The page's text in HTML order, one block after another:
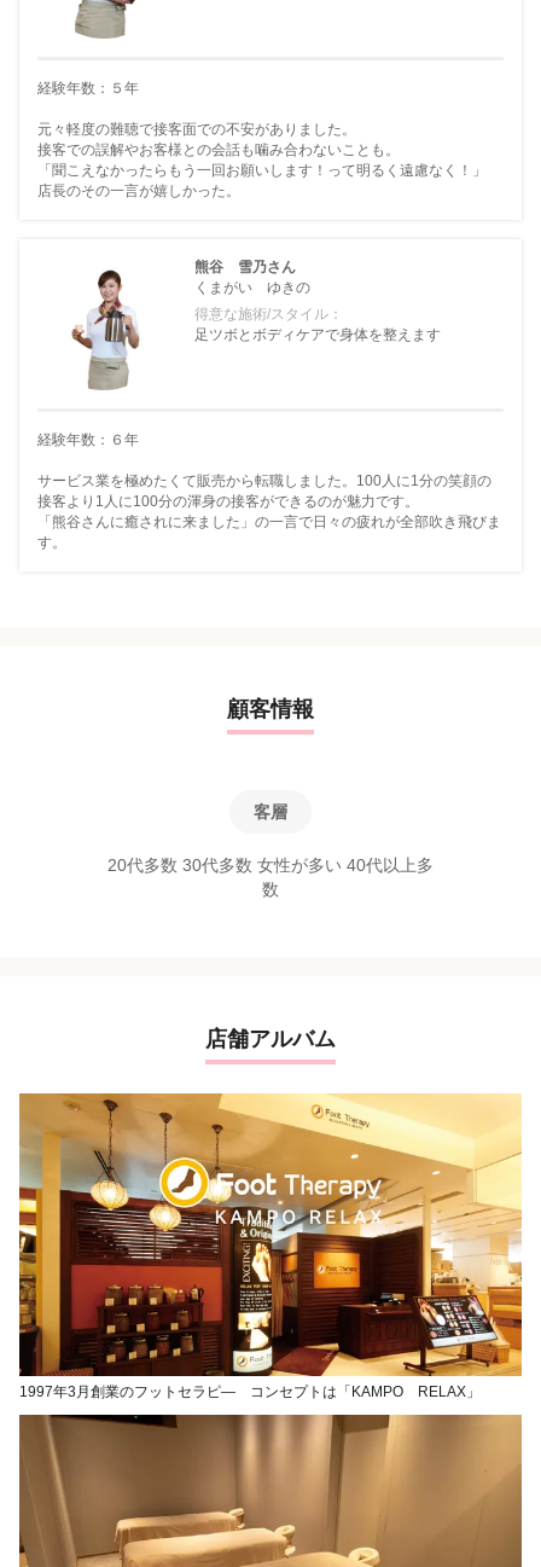
経験年数：５年
元々軽度の難聴で接客面での不安がありました。
接客での誤解やお客様との会話も噛み合わないことも。
「聞こえなかったらもう一回お願いします！って明るく遠慮なく！」
店長のその一言が嬉しかった。
熊谷 雪乃さん
くまがい ゆきの
得意な施術/スタイル：
足ツボとボディケアで身体を整えます
経験年数：６年
サービス業を極めたくて販売から転職しました。100人に1分の笑顔の
接客より1人に100分の渾身の接客ができるのが魅力です。
「熊谷さんに癒されに来ました」の一言で日々の疲れが全部吹き飛びま
す。
顧客情報
客層
20代多数 30代多数 女性が多い 40代以上多
数
店舗アルバム
1997年3月創業のフットセラピ― コンセプトは「KAMPO RELAX」